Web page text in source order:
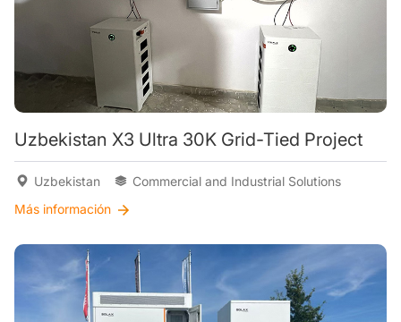
Uzbekistan X3 Ultra 30K Grid-Tied Project
Uzbekistan
Commercial and Industrial Solutions
Más información